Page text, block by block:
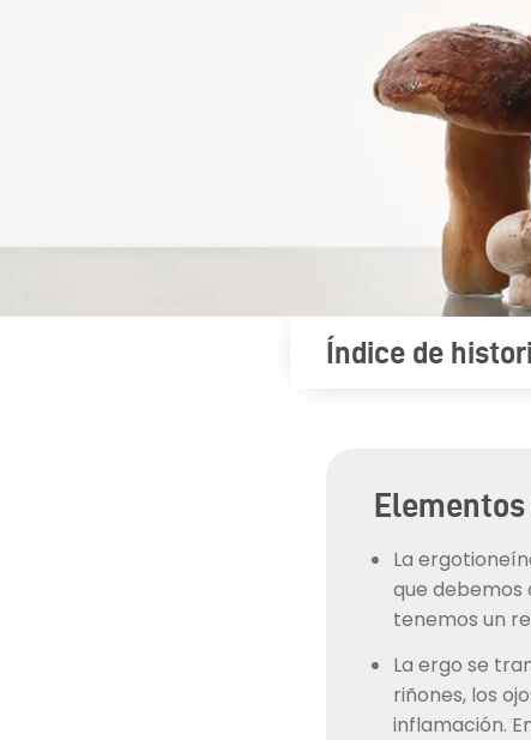
Índice de
La
que debemos
tenemos un
La ergo se
riñones, los
inflamación.